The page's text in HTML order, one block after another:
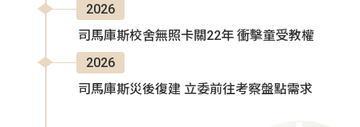
2026
司馬庫斯校舍無照卡關22年 衝擊童受教權
2026
司馬庫斯災後復建 立委前往考察盤點需求